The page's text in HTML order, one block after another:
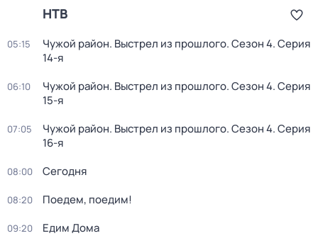
НТВ
05:15 Чужой район. Выстрел из прошлого. Сезон 4. Серия
14-я
06:10 Чужой район. Выстрел из прошлого. Сезон 4. Серия
15-я
07:05 Чужой район. Выстрел из прошлого. Сезон 4. Серия
16-я
08:00 Сегодня
08:20 Поедем, поедим!
09:20 Едим Дома